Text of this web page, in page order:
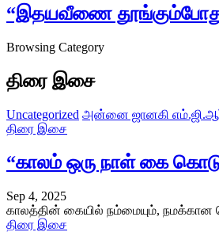
“இதயவீணை தூங்கும்போது
Browsing Category
திரை இசை
Uncategorized அன்னை ஜானகி
திரை இசை
“காலம் ஒரு நாள் கை
Sep 4, 2025
காலத்தின் கையில் நம்மையும், நமக்கான
திரை இசை